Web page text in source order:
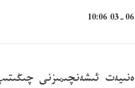
ئىشەنچىمىزنى